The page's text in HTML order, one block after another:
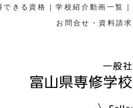
できる資格 |学校紹介動画一覧 |
お問合せ・資料請求